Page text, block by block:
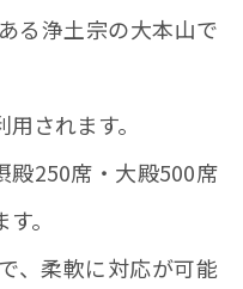
る浄土宗の大本山で
されます。
殿250席・大殿500席
。
、柔軟に対応が可能